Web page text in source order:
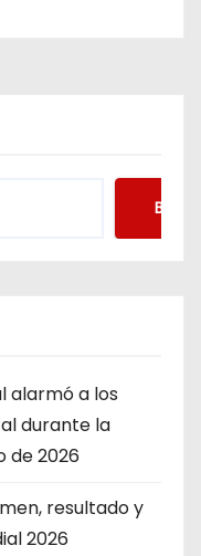
alarmó a los
durante la
de 2026
resultado y
2026